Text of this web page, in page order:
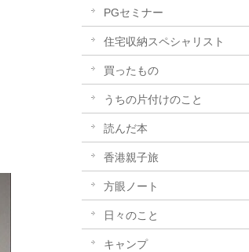
PGセミナー
住宅収納スペシャリスト
買ったもの
うちの片付けのこと
読んだ本
香港親子旅
方眼ノート
日々のこと
キャンプ